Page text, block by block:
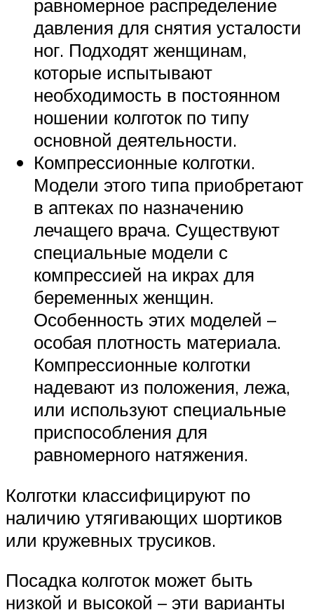
равномерное распределение
давления для снятия усталости
ног. Подходят женщинам,
которые испытывают
необходимость в постоянном
ношении колготок по типу
основной деятельности.
Компрессионные колготки.
Модели этого типа приобретают
в аптеках по назначению
лечащего врача. Существуют
специальные модели с
компрессией на икрах для
беременных женщин.
Особенность этих моделей –
особая плотность материала.
Компрессионные колготки
надевают из положения, лежа,
или используют специальные
приспособления для
равномерного натяжения.
Колготки классифицируют по
наличию утягивающих шортиков
или кружевных трусиков.
Посадка колготок может быть
низкой и высокой – эти варианты